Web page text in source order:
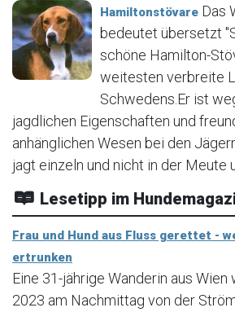
Hamiltonstövare Das
bedeutet übersetzt
schöne Hamilton-
weitesten verbreite
Schwedens.Er ist
jagdlichen Eigenschaften und
anhänglichen Wesen bei den
jagt einzeln und nicht in der Meute
Lesetipp im
Frau und Hund aus Fluss gerettet -
ertrunken
Eine 31-jährige Wanderin aus Wien
2023 am Nachmittag von der